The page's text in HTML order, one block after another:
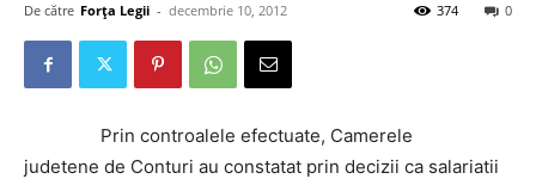
De către Forța Legii - decembrie 10, 2012 0
374
Prin controalele efectuate, Camerele
judetene de Conturi au constatat prin decizii ca salariatii